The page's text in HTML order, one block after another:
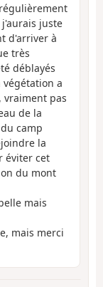
juste
d'arriver à
très
déblayés
a
vraiment pas
de la
camp
la
éviter cet
du mont
mais
mais merci